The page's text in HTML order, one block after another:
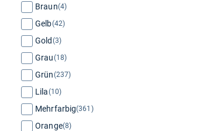
Braun(4)
Gelb(42)
Gold (3)
Grau(18)
Grün(237)
Lila(10)
Mehrfarbig(361)
Orange(8)